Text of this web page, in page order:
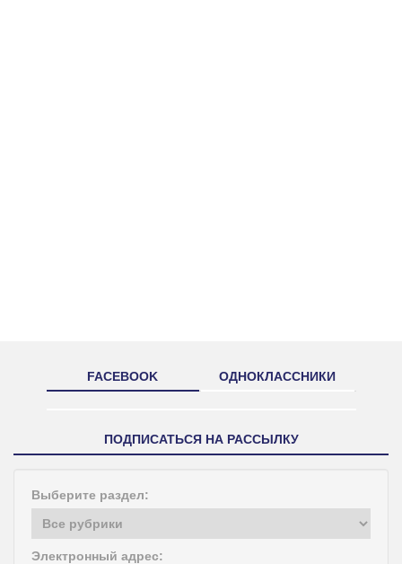
FACEBOOK ОДНОКЛАССНИКИ
ПОДПИСАТЬСЯ НА РАССЫЛКУ
Выберите раздел:
Электронный адрес: